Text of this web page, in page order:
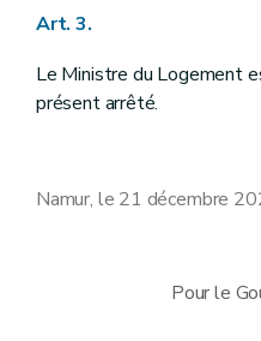
Art. 3.
Le Ministre du Logement
présent arrêté.
Namur, le 21 décembre
Pour le